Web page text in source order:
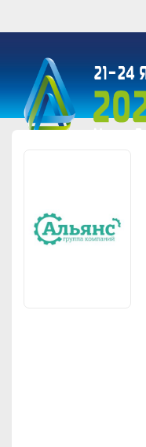
Мероприятия
Организации